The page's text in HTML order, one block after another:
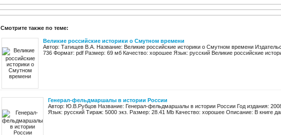
Смотрите также по теме:
Великие российские историки о Смутном времени
Автор: Татищев В.А. Название: Великие российские историки о Смутном времени
736 Формат: pdf Размер: 69 мб Качество: хорошее Язык: русский Великие российские
Генерал-фельдмаршалы в истории России
Автор: Ю.В.Рубцов Название: Генерал-фельдмаршалы в истории России Год издания:
Язык: русский Тираж: 5000 экз. Размер: 28.41 Mb Качество: хорошее Описание: В книге